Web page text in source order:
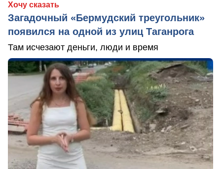
Хочу сказать
Загадочный «Бермудский треугольник»
появился на одной из улиц Таганрога
Там исчезают деньги, люди и время